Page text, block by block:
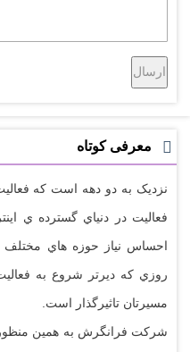
معرفی کوتاه
نزديک به دو دهه است که
فعاليت در دنياي گسترده ي
احساس نياز حوزه هاي
روزي که ديرتر شروع به
مسيرتان تاثيرگذار است.
شرکت فرانگرش به همين